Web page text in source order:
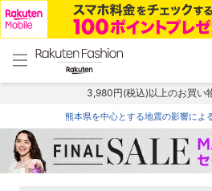
menu home
トップ
3,980円(税込)以上のお買い
熊本県を中心とする地震の影響によ